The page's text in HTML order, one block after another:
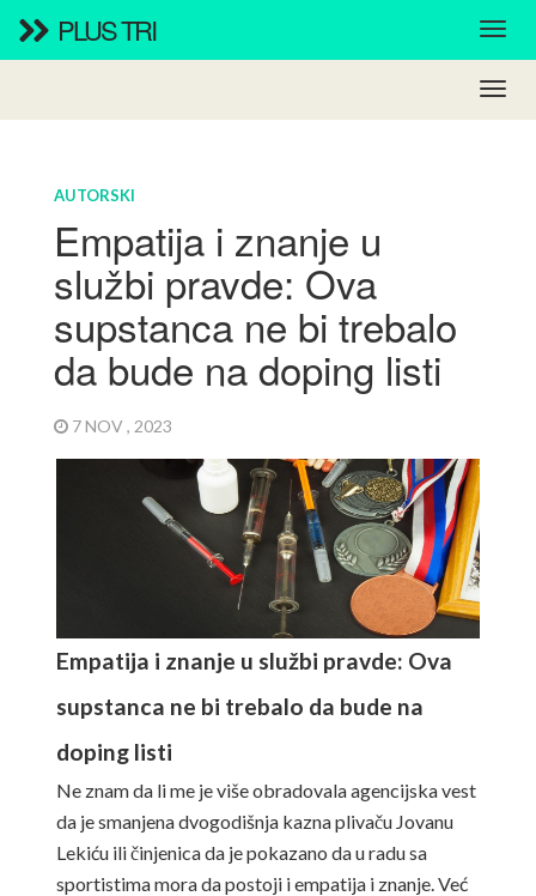
PLUS TRI
AUTORSKI
Empatija i znanje u
službi pravde: Ova
supstanca ne bi trebalo
da bude na doping listi
7 NOV , 2023
Empatija i znanje u službi pravde: Ova
supstanca ne bi trebalo da bude na
doping listi
Ne znam da li me je više obradovala agencijska vest
da je smanjena dvogodišnja kazna plivaču Jovanu
Lekiću ili činjenica da je pokazano da u radu sa
sportistima mora da postoji i empatija i znanje. Već